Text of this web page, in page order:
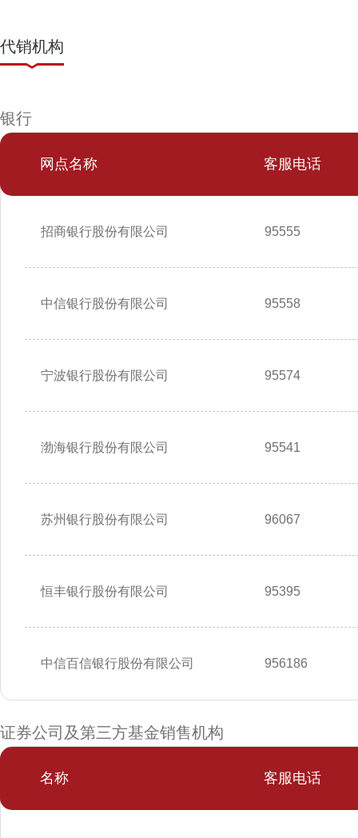
代销机构
银行
网点名称 客服电话
招商银行股份有限公司 95555
中信银行股份有限公司 95558
宁波银行股份有限公司 95574
渤海银行股份有限公司 95541
苏州银行股份有限公司 96067
恒丰银行股份有限公司 95395
中信百信银行股份有限公司 956186
证券公司及第三方基金销售机构
名称 客服电话